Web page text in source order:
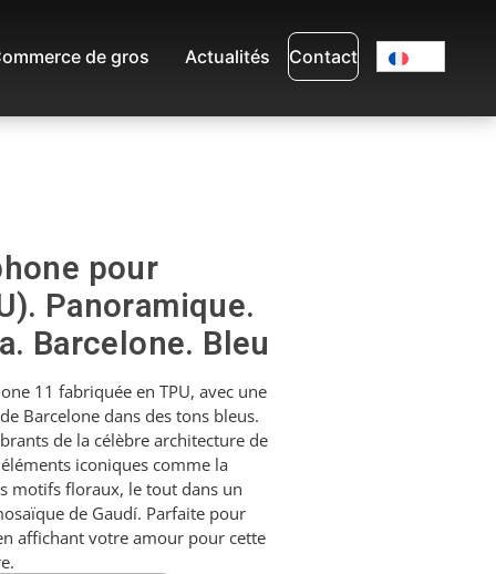
de gros Actualités Contact
pour
Panoramique.
Barcelone. Bleu
11 fabriquée en TPU, avec une
Barcelone dans des tons bleus.
de la célèbre architecture de
iconiques comme la
motifs floraux, le tout dans un
de Gaudí. Parfaite pour
affichant votre amour pour cette